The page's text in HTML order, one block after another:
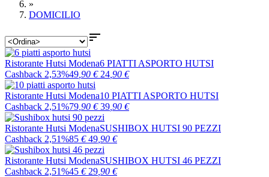
»
DOMICILIO

Ristorante Hutsi Modena6 PIATTI ASPORTO HUTSI
Cashback 2,53%49 ,90 € 24 ,90 €
Ristorante Hutsi Modena10 PIATTI ASPORTO HUTSI
Cashback 2,51%79 ,90 € 39 ,90 €
Ristorante Hutsi ModenaSUSHIBOX HUTSI 90 PEZZI
Cashback 2,51%85 € 49 ,90 €
Ristorante Hutsi ModenaSUSHIBOX HUTSI 46 PEZZI
Cashback 2,51%45 € 29 ,90 €